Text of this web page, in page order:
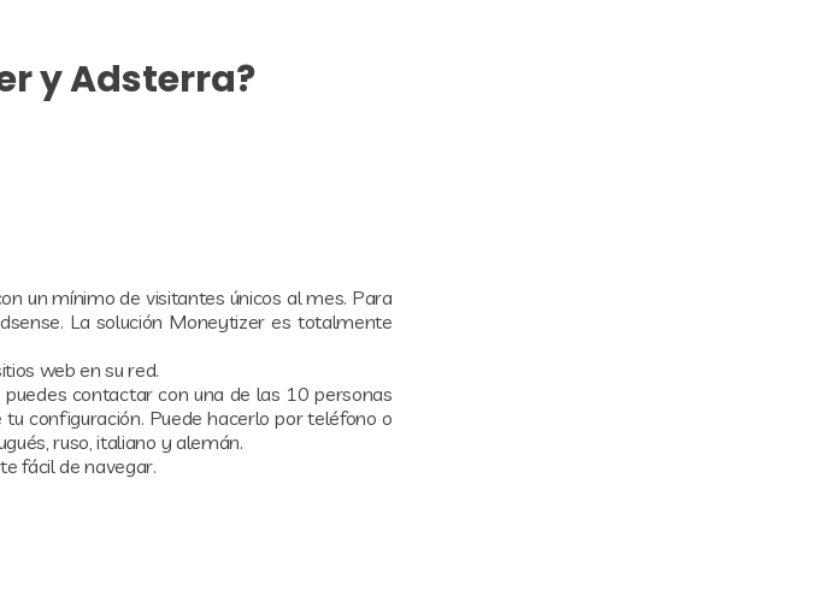
y Adsterra?
un mínimo de visitantes únicos al mes. Para
La solución Moneytizer es totalmente
web en su red.
contactar con una de las 10 personas
configuración. Puede hacerlo por teléfono o
ruso, italiano y alemán.
fácil de navegar.